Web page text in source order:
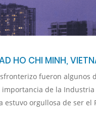
HO CHI MINH,
fueron algunos
de la
orgullosa de ser el